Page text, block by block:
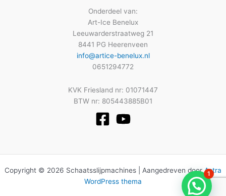
Onderdeel van:
Art-Ice Benelux
Leeuwarderstraatweg 21
8441 PG Heerenveen
info@artice-benelux.nl
0651294772
KVK Friesland nr: 01071447
BTW nr: 805443885B01
Copyright © 2026 Schaatsslijpmachines | Aangedreven doorAstra
WordPress thema
1